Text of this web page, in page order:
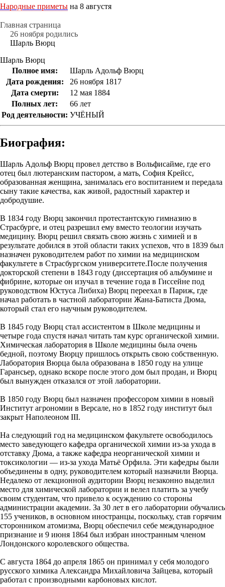
Народные приметы на 8 августя
Главная страница
26 ноября родились
Шарль Вюрц
Шарль Вюрц
Полное имя:
Шарль Адольф Вюрц
Дата рождения:
26 ноября 1817
Дата смерти:
12 мая 1884
Полных лет:
66 лет
Род деятельности: УЧЁНЫЙ
Биография:
Шарль Адольф Вюрц провел детство в Вольфисайме, где его
отец был лютеранским пастором, а мать, София Крейсс,
образованная женщина, занималась его воспитанием и передала
сыну такие качества, как живой, радостный характер и
добродушие.
В 1834 году Вюрц закончил протестантскую гимназию в
Страсбурге, и отец разрешил ему вместо теологии изучать
медицину. Вюрц решил связать свою жизнь с химией и в
результате добился в этой области таких успехов, что в 1839 был
назначен руководителем работ по химии на медицинском
факультете в Страсбургском университете.После получения
докторской степени в 1843 году (диссертация об альбумине и
фибрине, которые он изучал в течение года в Гиссейне под
руководством Юстуса Либиха) Вюрц переехал в Париж, где
начал работать в частной лаборатории Жана-Батиста Дюма,
который стал его научным руководителем.
В 1845 году Вюрц стал ассистентом в Школе медицины и
четыре года спустя начал читать там курс органической химии.
Химическая лаборатория в Школе медицины была очень
бедной, поэтому Вюрцу пришлось открыть свою собственную.
Лаборатория Вюрца была образована в 1850 году на улице
Гарансьер, однако вскоре после этого дом был продан, и Вюрц
был вынужден отказался от этой лаборатории.
В 1850 году Вюрц был назначен профессором химии в новый
Институт агрономии в Версале, но в 1852 году институт был
закрыт Наполеоном III.
На следующий год на медицинском факультете освободилось
место заведующего кафедра органической химии из-за ухода в
отставку Дюма, а также кафедра неорганической химии и
токсикологии — из-за ухода Матьё Орфила. Эти кафедры были
объединены в одну, руководителем который назначили Вюрца.
Недалеко от лекционной аудитории Вюрц незаконно выделил
место для химической лаборатории и велел платить за учебу
своим студентам, что привело к осуждению со стороны
администрации академии. За 30 лет в его лаборатории обучались
155 учеников, в основном иностранцы, поскольку, став горячим
сторонником атомизма, Вюрц обеспечил себе международное
признание и 9 июня 1864 был избран иностранным членом
Лондонского королевского общества.
С августа 1864 до апреля 1865 он принимал у себя молодого
русского химика Александра Михайловича Зайцева, который
работал с производными карбоновых кислот.